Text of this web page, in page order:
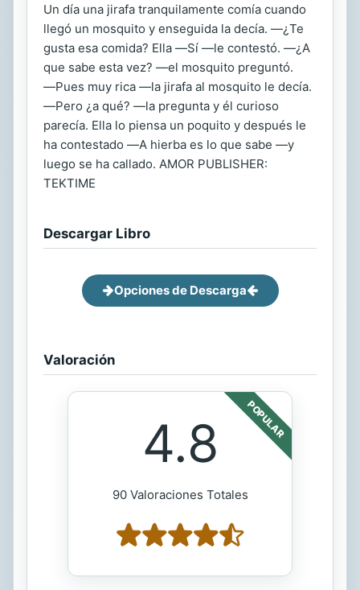
Un día una jirafa tranquilamente comía cuando
llegó un mosquito y enseguida la decía. ―¿Te
gusta esa comida? Ella ―Sí ―le contestó. ―¿A
que sabe esta vez? ―el mosquito preguntó.
―Pues muy rica ―la jirafa al mosquito le decía.
―Pero ¿a qué? ―la pregunta y él curioso
parecía. Ella lo piensa un poquito y después le
ha contestado ―A hierba es lo que sabe ―y
luego se ha callado. AMOR PUBLISHER:
TEKTIME
Descargar Libro
Opciones de Descarga
Valoración
POPULAR
4.8
90 Valoraciones Totales